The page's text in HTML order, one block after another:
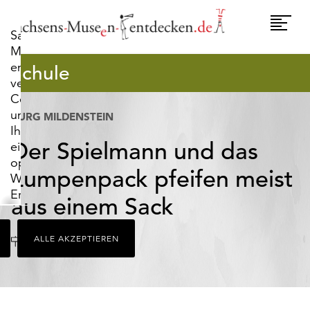
Sachsens-
Museen-
entdecken.de
verwendet
Cookies,
um
Ihnen
ein
optimales
Webseiten-
Erlebnis
zu
bieten.
Dazu
zählen
die
ALLE AKZEPTIEREN
Schule
BURG MILDENSTEIN
Der Spielmann und das
Lumpenpack pfeifen meist
aus einem Sack
Ort Leisnig